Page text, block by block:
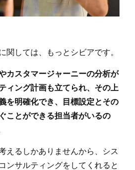
関しては、もっとシビアです。
カスタマージャーニーの分析が
ィング計画も立てられ、その上
を明確化でき、目標設定とその
ことができる担当者がいるの
えるしかありませんから、シス
ンサルティングをしてくれると